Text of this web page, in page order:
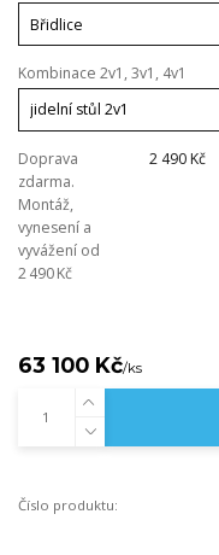
Kombinace 2v1, 3v1, 4v1
Doprava
zdarma.
Montáž,
vynesení a
vyvážení od
2 490 Kč
2 490 Kč
63 100 Kč/ks
Číslo produktu: